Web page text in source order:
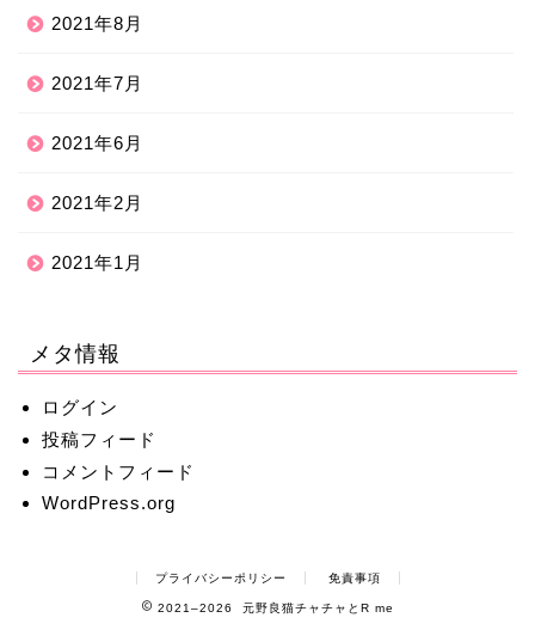
2021年8月
2021年7月
2021年6月
2021年2月
2021年1月
メタ情報
ログイン
投稿フィード
コメントフィード
WordPress.org
プライバシーポリシー 免責事項
2021–2026 元野良猫チャチャとR me